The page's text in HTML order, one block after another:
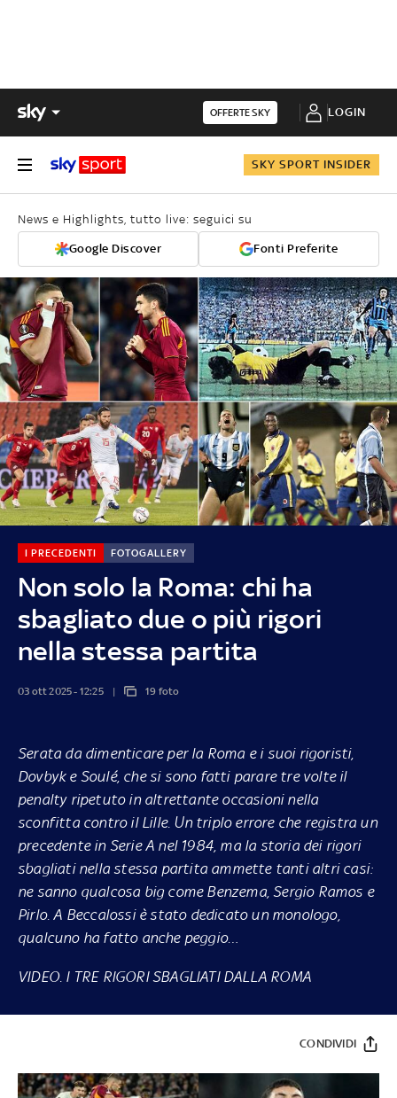
OFFERTE SKY LOGIN
SKY SPORT INSIDER
News e Highlights, tutto live: seguici su
Google Discover Fonti Preferite
Non solo la Roma: chi ha
sbagliato due o più rigori
nella stessa partita
I PRECEDENTI FOTOGALLERY
03 ott 2025 - 12:25 19 foto
Serata da dimenticare per la Roma e i suoi rigoristi,
Dovbyk e Soulé, che si sono fatti parare tre volte il
penalty ripetuto in altrettante occasioni nella
sconfitta contro il Lille. Un triplo errore che registra un
precedente in Serie A nel 1984, ma la storia dei rigori
sbagliati nella stessa partita ammette tanti altri casi:
ne sanno qualcosa big come Benzema, Sergio Ramos e
Pirlo. A Beccalossi è stato dedicato un monologo,
qualcuno ha fatto anche peggio…
VIDEO. I TRE RIGORI SBAGLIATI DALLA ROMA
CONDIVIDI